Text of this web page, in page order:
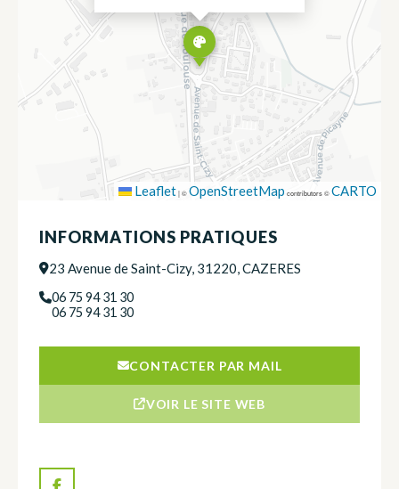
Leaflet|©OpenStreetMap contributors ©CARTO
INFORMATIONS PRATIQUES
23 Avenue de Saint-Cizy, 31220, CAZERES
06 75 94 31 30
06 75 94 31 30
CONTACTER PAR MAIL
VOIR LE SITE WEB